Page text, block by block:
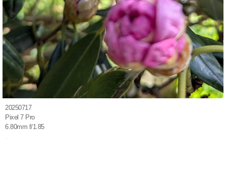
20250717
Pixel 7 Pro
6.80mm f/1.85